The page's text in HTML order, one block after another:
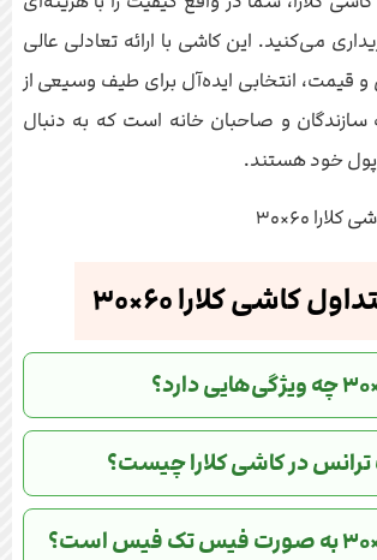
می‌کنید. این کاشی با ارائه تعادلی عالی
و قیمت، انتخابی ایده‌آل برای طیف وسیعی از
سازندگان و صاحبان خانه است که به دنبال
پول خود هستند.
۶۰×۳۰
کاشی کلارا ۶۰×۳۰
ترانس در کاشی کلارا چیست؟